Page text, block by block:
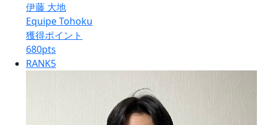
伊藤 大地
Equipe Tohoku
獲得ポイント
680pts
RANK5